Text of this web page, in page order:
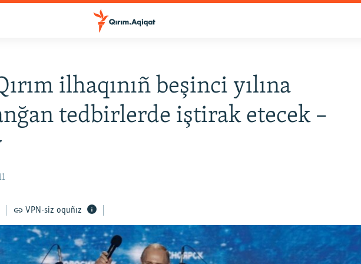
ilhaqınıñ beşinci yılına
tedbirlerde iştirak etecek –
VPN-siz oquñız